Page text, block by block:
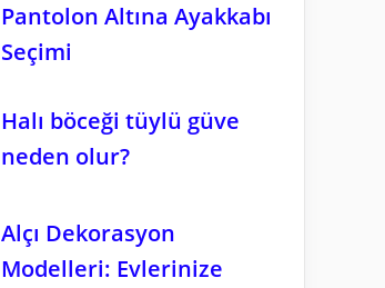
Pantolon Altına Ayakkabı
Seçimi
Halı böceği tüylü güve
neden olur?
Alçı Dekorasyon
Modelleri: Evlerinize